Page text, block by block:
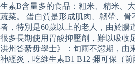
生素B含量多的食品：粗米、精米、
蔬菜。 蛋白質是形成肌肉、韌帶、
者，特別是60歲以上的老人，由於腸
很多長期使用胃酸抑壓劑，難以吸收
洪州答綦毋學士》：旬雨不愆期，由
神經炎，吃維生素B1 B12 彌可保（